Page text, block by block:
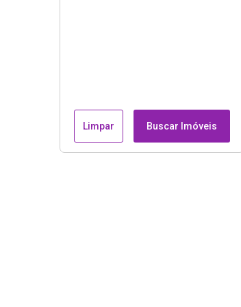
Limpar Buscar Imóveis